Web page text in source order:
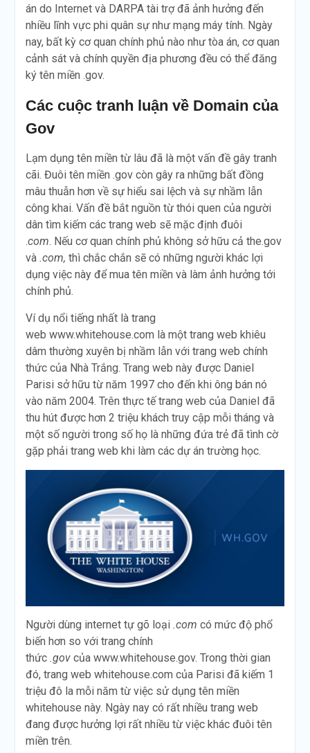
án do Internet và DARPA tài trợ đã ảnh hưởng đến
nhiều lĩnh vực phi quân sự như mạng máy tính. Ngày
nay, bất kỳ cơ quan chính phủ nào như tòa án, cơ quan
cảnh sát và chính quyền địa phương đều có thể đăng
ký tên miền .gov.
Các cuộc tranh luận về Domain của
Gov
Lạm dụng tên miền từ lâu đã là một vấn đề gây tranh
cãi. Đuôi tên miền .gov còn gây ra những bất đồng
mâu thuẫn hơn về sự hiểu sai lệch và sự nhầm lẫn
công khai. Vấn đề bắt nguồn từ thói quen của người
dân tìm kiếm các trang web sẽ mặc định đuôi
.com. Nếu cơ quan chính phủ không sở hữu cả the.gov
và .com, thì chắc chắn sẽ có những người khác lợi
dụng việc này để mua tên miền và làm ảnh hưởng tới
chính phủ.
Ví dụ nổi tiếng nhất là trang
web www.whitehouse.com là một trang web khiêu
dâm thường xuyên bị nhầm lẫn với trang web chính
thức của Nhà Trắng. Trang web này được Daniel
Parisi sở hữu từ năm 1997 cho đến khi ông bán nó
vào năm 2004. Trên thực tế trang web của Daniel đã
thu hút được hơn 2 triệu khách truy cập mỗi tháng và
một số người trong số họ là những đứa trẻ đã tình cờ
gặp phải trang web khi làm các dự án trường học.
Người dùng internet tự gõ loại .com có mức độ phổ
biến hơn so với trang chính
thức .govcủa www.whitehouse.gov. Trong thời gian
đó, trang web whitehouse.com của Parisi đã kiếm 1
triệu đô la mỗi năm từ việc sử dụng tên miền
whitehouse này. Ngày nay có rất nhiều trang web
đang được hưởng lợi rất nhiều từ việc khác đuôi tên
miền trên.